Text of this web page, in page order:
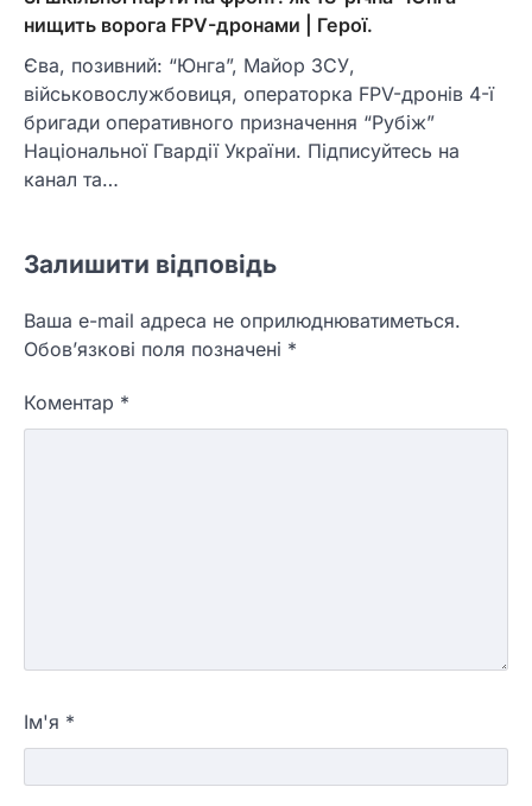
нищить ворога FPV-дронами | Герої.
Єва, позивний: “Юнга”, Майор ЗСУ,
військовослужбовиця, операторка FPV-дронів 4-ї
бригади оперативного призначення “Рубіж”
Національної Гвардії України. Підписуйтесь на
канал та…
Залишити відповідь
Ваша e-mail адреса не оприлюднюватиметься.
Обов’язкові поля позначені *
Коментар *
Ім'я *